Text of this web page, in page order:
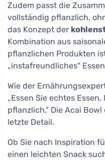
Zudem passt die
vollständig pflanzlich,
das Konzept der
Kombination aus
pflanzlichen Produkten
„instafreundliches"
Wie der
„Essen Sie echtes
pflanzlich." Die Acai
letzte Detail.
Ob Sie nach Inspiration
einen leichten Snack